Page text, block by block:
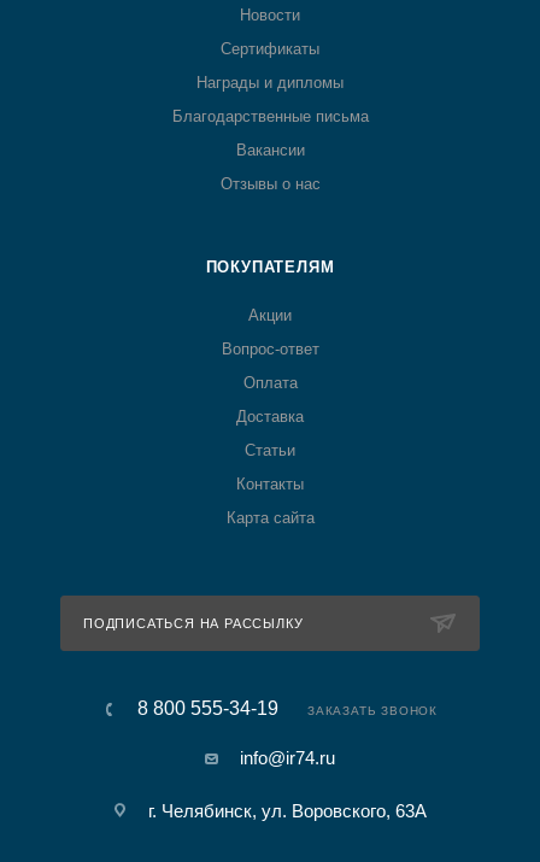
Новости
Сертификаты
Награды и дипломы
Благодарственные письма
Вакансии
Отзывы о нас
ПОКУПАТЕЛЯМ
Акции
Вопрос-ответ
Оплата
Доставка
Статьи
Контакты
Карта сайта
ПОДПИСАТЬСЯ НА РАССЫЛКУ
8 800 555-34-19 ЗАКАЗАТЬ ЗВОНОК
info@ir74.ru
г. Челябинск, ул. Воровского, 63А